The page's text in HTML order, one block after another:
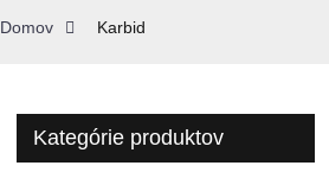
Domov Karbid
Kategórie produktov